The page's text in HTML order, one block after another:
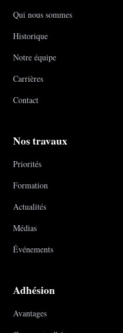
Qui nous sommes
Historique
Notre équipe
Carrières
Contact
Nos travaux
Priorités
Formation
Actualités
Médias
Événements
Adhésion
Avantages